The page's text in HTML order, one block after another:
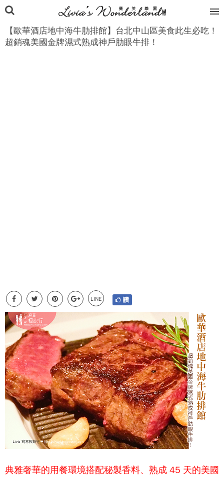
【歐華酒店地中海牛肋排館】台北中山區美食此生必吃！
超銷魂美國金牌濕式熟成神戶肋眼牛排！
LINE 讚
典雅奢華的用餐環境搭配秘製香料、熟成 45 天的美國